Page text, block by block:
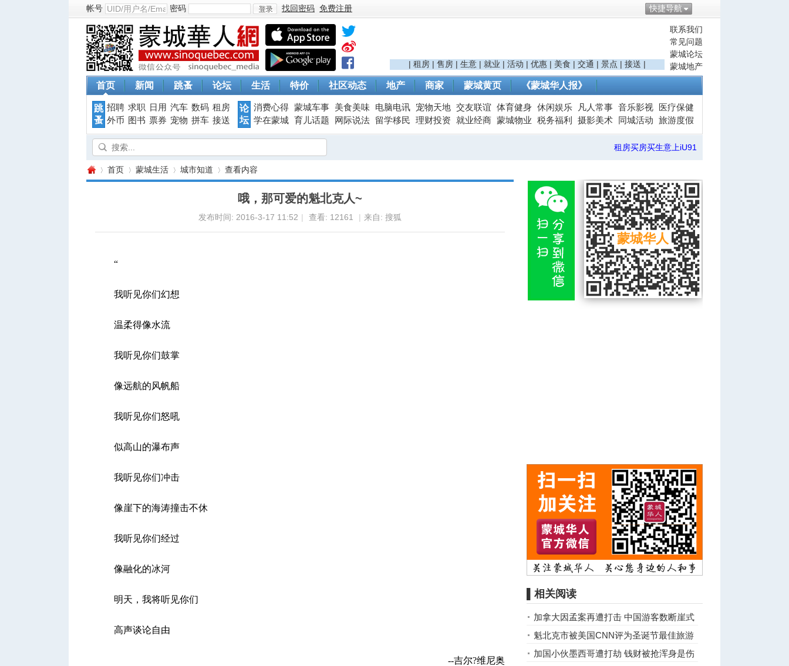
快捷导航
帐号 密码
登
录
找回密码 免费注册
联系我们
常见问题
蒙城论坛
蒙城地产
| 租房 | 售房 | 生意 | 就业 | 活动 | 优惠 | 美食 | 交通 | 景点 | 接送 |
首页 新闻 跳蚤 论坛 生活 特价 社区动态 地产 商家 蒙城黄页 《蒙城华人报》
跳
蚤
招聘 求职 日用 汽车 数码 租房
外币
图书 票券 宠物 拼车 接送
论
坛
消费心得 蒙城车事 美食美味 电脑电讯 宠物天地 交友联谊 体育健身 休闲娱乐 凡人常事 音乐影视
医疗保健
学在蒙城 育儿话题 网际说法 留学移民 理财投资 就业经商 蒙城物业 税务福利 摄影美术 同城活动 旅游度假
租房买房买生意上iU91
首页 蒙城生活 城市知道
›
查看内容
哦，那可爱的魁北克人~
发布时间: 2016-3-17 11:52 | 查看: 12161 | 来自: 搜狐
“
我听见你们幻想
温柔得像水流
我听见你们鼓掌
像远航的风帆船
我听见你们怒吼
似高山的瀑布声
我听见你们冲击
像崖下的海涛撞击不休
我听见你们经过
像融化的冰河
明天，我将听见你们
高声谈论自由
--吉尔?维尼奥
▌相关阅读
加拿大因孟案再遭打击 中国游客数断崖式
下跌！
魁北克市被美国CNN评为圣诞节最佳旅游
城市之一
加国小伙墨西哥遭打劫 钱财被抢浑身是伤